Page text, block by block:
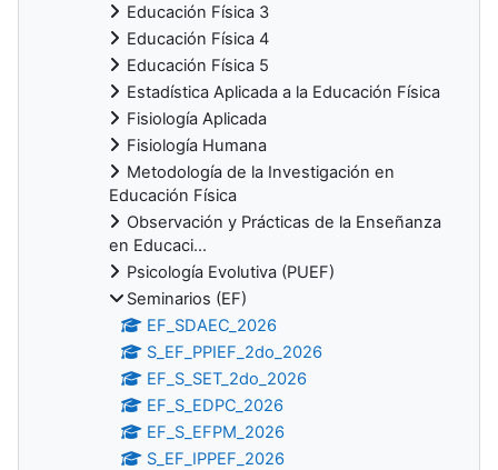
Educación Física 3
Educación Física 4
Educación Física 5
Estadística Aplicada a la Educación Física
Fisiología Aplicada
Fisiología Humana
Metodología de la Investigación en
Educación Física
Observación y Prácticas de la Enseñanza
en Educaci...
Psicología Evolutiva (PUEF)
Seminarios (EF)
EF_SDAEC_2026
S_EF_PPIEF_2do_2026
EF_S_SET_2do_2026
EF_S_EDPC_2026
EF_S_EFPM_2026
S_EF_IPPEF_2026